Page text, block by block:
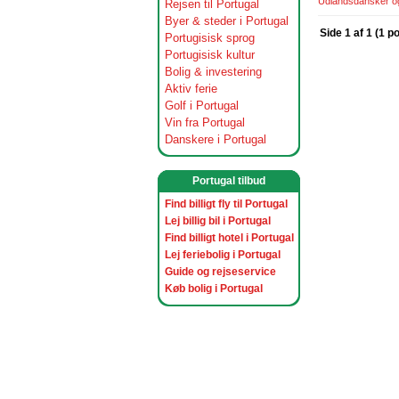
Rejsen til Portugal
Byer & steder i Portugal
Portugisisk sprog
Portugisisk kultur
Bolig & investering
Aktiv ferie
Golf i Portugal
Vin fra Portugal
Danskere i Portugal
Portugal tilbud
Find billigt fly til Portugal
Lej billig bil i Portugal
Find billigt hotel i Portugal
Lej feriebolig i Portugal
Guide og rejseservice
Køb bolig i Portugal
Side 1 af 1 (1